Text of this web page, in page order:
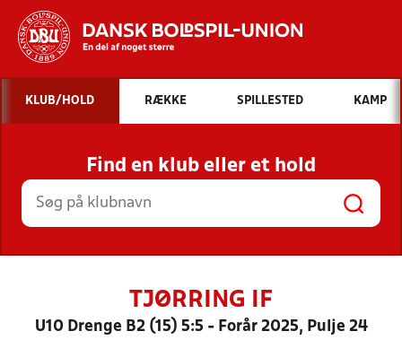
Hvad vil du søge efter?
INDHOLD OG NYHEDER
STILLINGER, RESULTATER, KLUBBER OG
HOLD
KLUB/HOLD RÆKKE SPILLESTED KAMP
Find en klub eller et hold
TJØRRING IF
U10 Drenge B2 (15) 5:5 - Forår 2025, Pulje 24